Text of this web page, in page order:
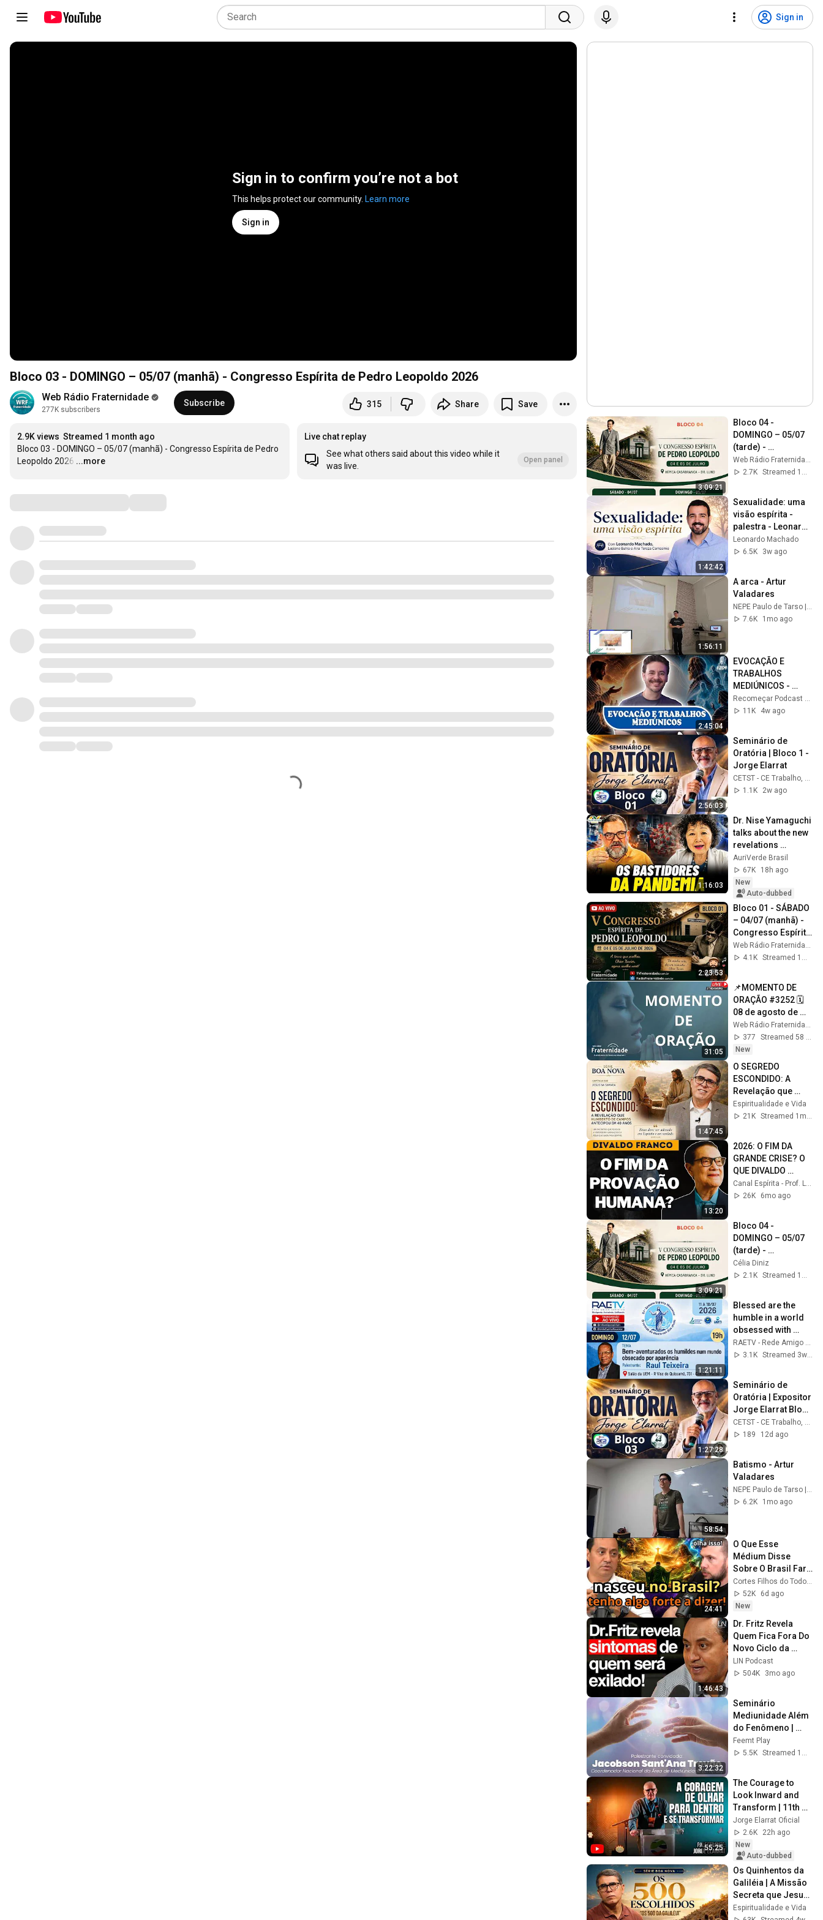
Sign in
Sign in to confirm you’re not a bot
This helps protect our community. Learn more
Sign in
Bloco 03 - DOMINGO – 05/07 (manhã) - Congresso Espírita de Pedro Leopoldo 2026
Web Rádio Fraternidade
277K subscribers
Subscribe 315 Share Save
2.9K views Streamed 1 month ago
Bloco 03 - DOMINGO – 05/07 (manhã) - Congresso Espírita de Pedro
Leopoldo 2026 …
...more
Live chat replay
See what others said about this video while it
was live.
Open panel
3:09:21
Bloco 04 -
DOMINGO – 05/07
(tarde) -
Congresso Espírita
de Pedro Leopoldo
Web Rádio Fraternidade
2.7K
Streamed 1mo ago
1:42:42
Sexualidade: uma
visão espírita -
palestra - Leonardo
Machado, Lusiane
Bahia e Ana Tereza
Leonardo Machado
6.5K
3w ago
1:56:11
A arca - Artur
Valadares
NEPE Paulo de Tarso | Evangelho e Espiritismo
7.6K
1mo ago
2:45:04
EVOCAÇÃO E
TRABALHOS
MEDIÚNICOS -
Rodrigo Xavier -
Recomeçar
11K
4w ago
2:56:03
Seminário de
Oratória | Bloco 1 -
Jorge Elarrat
1.1K
2w ago
1:16:03
Dr. Nise Yamaguchi
talks about the new
revelations
regarding the
pandemic!
AuriVerde Brasil
67K
18h ago
New
Auto-dubbed
2:23:53
Bloco 01 - SÁBADO
– 04/07 (manhã) -
Congresso Espírita
de Pedro Leopoldo
20264.1K
31:05
📌MOMENTO DE
ORAÇÃO #3252 🗓️
08 de agosto de
2026 (SÁBADO) | ⏰
06H/12H/18H
377
New
1:47:45
O SEGREDO
ESCONDIDO: A
Revelação que
Humberto de
Campos Antecipou
Espiritualidade e Vida
21K
Streamed 1mo ago
13:20
2026: O FIM DA
GRANDE CRISE? O
QUE DIVALDO
FRANCO PREVIU
PARA ESTE ANO?
Canal Espírita - Prof. Luiz Fernando Amaral
26K
6mo ago
3:09:21
Bloco 04 -
DOMINGO – 05/07
(tarde) -
Congresso Espírita
de Pedro Leopoldo
Célia Diniz
2.1K
Streamed 1mo ago
1:21:11
Blessed are the
humble in a world
obsessed with
appearances | Raul
Teixeira
RAETV - Rede Amigo Espírita TV
3.1K
Streamed 3w ago
1:27:28
Seminário de
Oratória | Expositor
Jorge Elarrat Bloco
3
CETST - CE Trabalho, Solidariedade e Tolerância
189
12d ago
58:54
Batismo - Artur
Valadares
NEPE Paulo de Tarso | Evangelho e Espiritismo
6.2K
1mo ago
24:41
O Que Esse
Médium Disse
Sobre O Brasil Fará
Você Repensar
Tudo!
Cortes Filhos do Todo [OFICIAL]
52K
6d ago
New
1:46:43
Dr. Fritz Revela
Quem Fica Fora Do
Novo Ciclo da
Terra! | Reginaldo
Quântico | LIN
LIN Podcast
504K
3mo ago
3:22:32
Seminário
Mediunidade Além
do Fenômeno |
Jacobson Trovão
Feemt Play
5.5K
Streamed 1mo ago
55:25
The Courage to
Look Inward and
Transform | 11th
Spiritist Congress
of the Federal
District
Jorge Elarrat Oficial
2.6K
22h ago
New
Auto-dubbed
Os Quinhentos da
Galiléia | A Missão
Secreta que Jesus
Confiou à
Espiritualidade e Vida